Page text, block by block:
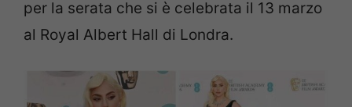
per la serata che si è celebrata il 13 marzo
al Royal Albert Hall di Londra.